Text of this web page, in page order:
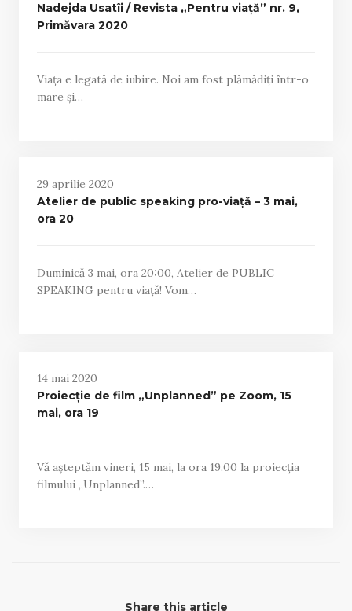
Nadejda Usatîi / Revista „Pentru viață” nr. 9,
Primăvara 2020
Viața e legată de iubire. Noi am fost plămădiți într-o
mare și…
29 aprilie 2020
Atelier de public speaking pro-viață – 3 mai,
ora 20
Duminică 3 mai, ora 20:00, Atelier de PUBLIC
SPEAKING pentru viață! Vom…
14 mai 2020
Proiecție de film „Unplanned” pe Zoom, 15
mai, ora 19
Vă așteptăm vineri, 15 mai, la ora 19.00 la proiecția
filmului „Unplanned”.…
Share this article